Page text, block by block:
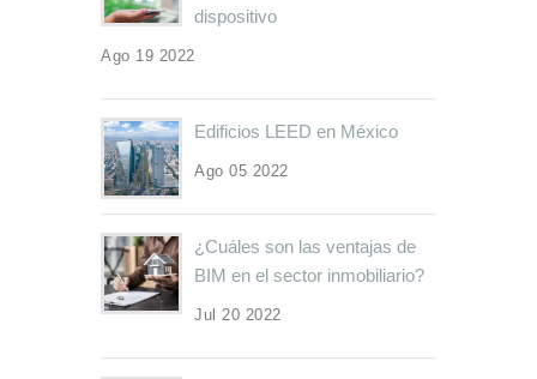
dispositivo
Ago 19 2022
Edificios LEED en México
Ago 05 2022
¿Cuáles son las ventajas de
BIM en el sector inmobiliario?
Jul 20 2022